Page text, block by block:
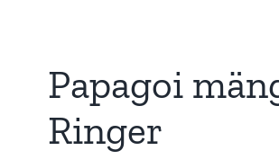
Papagoi
Ringer